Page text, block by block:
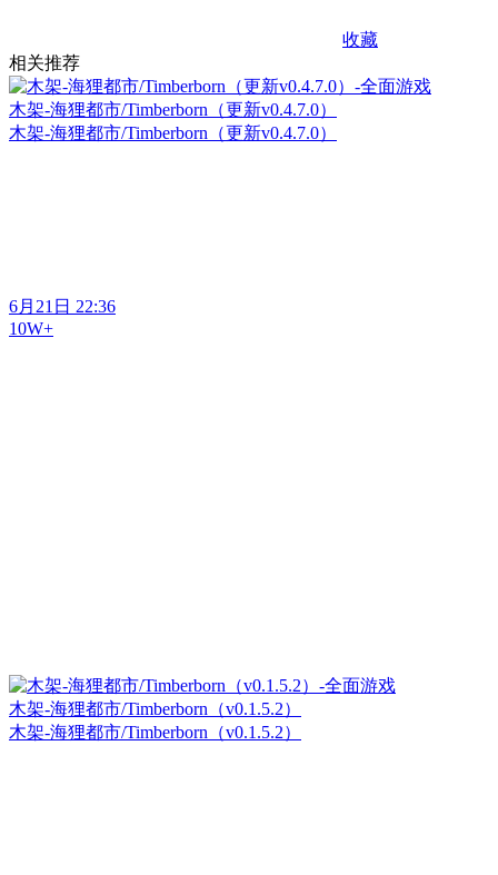
收藏
相关推荐
木架-海狸都市/Timberborn（更新v0.4.7.0）
木架-海狸都市/Timberborn（更新v0.4.7.0）
6月21日 22:36
10W+
木架-海狸都市/Timberborn（v0.1.5.2）
木架-海狸都市/Timberborn（v0.1.5.2）